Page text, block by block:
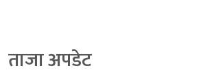
ताजा अपडेट